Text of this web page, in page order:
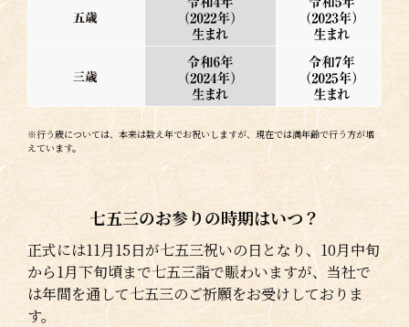
※行う歳については、本来は数え年でお祝いしますが、現在では満年齢で行う方が増
えています。
七五三のお参りの時期はいつ？
正式には11月15日が七五三祝いの日となり、10月中旬
から1月下旬頃まで七五三詣で賑わいますが、当社で
は年間を通して七五三のご祈願をお受けしておりま
す。